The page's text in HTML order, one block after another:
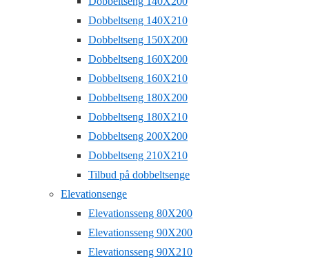
Dobbeltseng 140X210
Dobbeltseng 150X200
Dobbeltseng 160X200
Dobbeltseng 160X210
Dobbeltseng 180X200
Dobbeltseng 180X210
Dobbeltseng 200X200
Dobbeltseng 210X210
Tilbud på dobbeltsenge
Elevationsenge
Elevationsseng 80X200
Elevationsseng 90X200
Elevationsseng 90X210